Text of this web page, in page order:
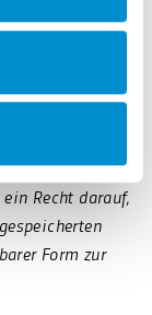
Löschung der
besteht ein
Daten
Recht darauf,
Form zur